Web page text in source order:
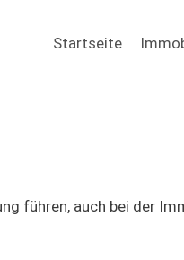
Startseite
führen, auch bei der